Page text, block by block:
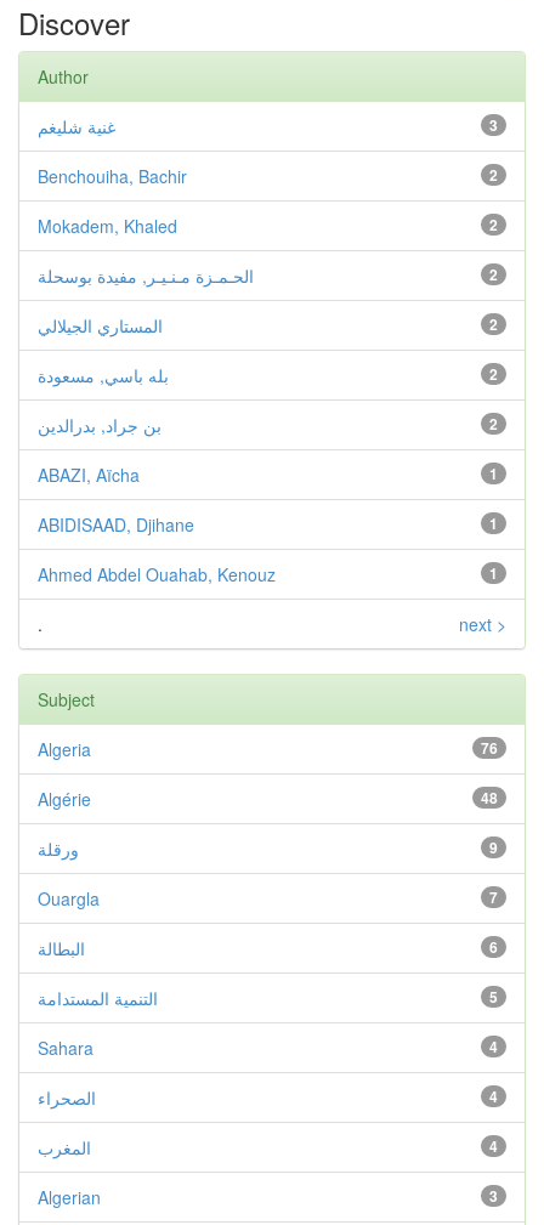
Discover
Author
3 غنية شليغم
2
Benchouiha, Bachir
2
Mokadem, Khaled
2 الحـمـزة مـنـيـر, مفيدة بوسحلة
2 المستاري الجيلالي
2 بله باسي, مسعودة
2 بن جراد, بدرالدين
1
ABAZI, Aïcha
1
ABIDISAAD, Djihane
1
Ahmed Abdel Ouahab, Kenouz
. next >
Subject
76
Algeria
48
Algérie
9 ورقلة
7
Ouargla
6 البطالة
5 التنمية المستدامة
4
Sahara
4 الصحراء
4 المغرب
3
Algerian